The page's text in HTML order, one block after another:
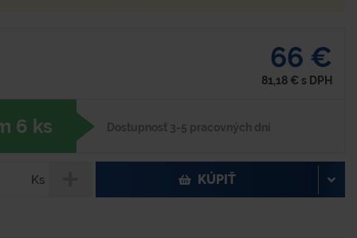
66 €
81,18 € s DPH
6 ks Dostupnosť 3-5 pracovných dní
Ks KÚPIŤ